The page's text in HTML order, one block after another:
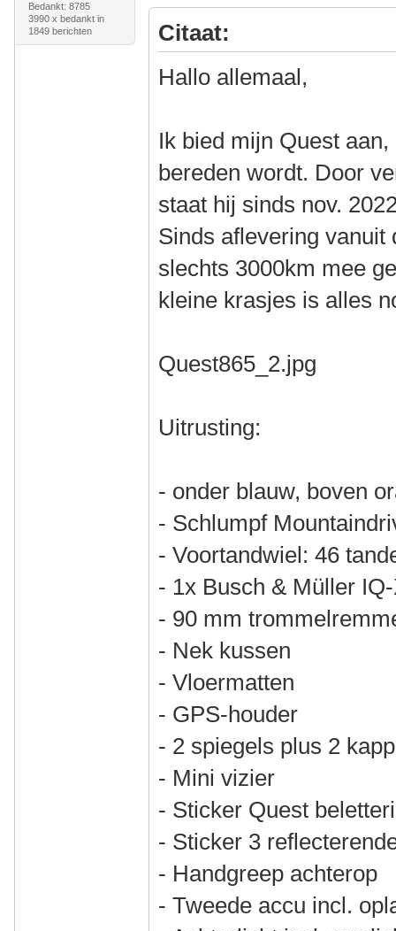
Bedankt: 8785
3990 x bedankt in
1849 berichten
Citaat:
Hallo allemaal,
Ik bied mijn Quest
bereden wordt. Door
staat hij sinds nov.
Sinds aflevering
slechts 3000km mee
kleine krasjes is alles
Quest865_2.jpg
Uitrusting:
- onder blauw, boven
- Schlumpf
- Voortandwiel: 46
- 1x Busch & Müller
- 90 mm
- Nek kussen
- Vloermatten
- GPS-houder
- 2 spiegels plus 2
- Mini vizier
- Sticker Quest
- Sticker 3
- Handgreep achterop
- Tweede accu incl.